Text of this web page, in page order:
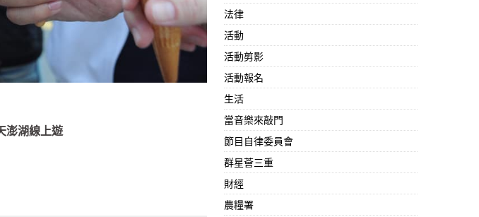
澎湖線上遊
法律
活動
活動剪影
活動報名
生活
當音樂來敲門
節目自律委員會
群星薈三重
財經
農糧署